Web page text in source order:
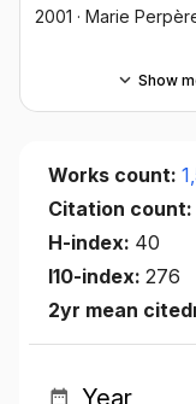
2001 · Marie
Show
Works count:
Citation count:
H-index: 40
I10-index: 276
2yr mean